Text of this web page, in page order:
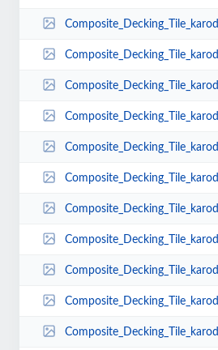
Composite_Decking_Tile_karodeckplastikgemelikarobalkonbaheplastik_gemelifiyat...
Composite_Decking_Tile_karodeckplastikgemelikarobalkonbaheplastik_gemelifiyat...
Composite_Decking_Tile_karodeckplastikgemelikarobalkonbaheplastik_gemelifiyat...
Composite_Decking_Tile_karodeckplastikgemelikarobalkonbaheplastik_gemelifiyat...
Composite_Decking_Tile_karodeckplastikgemelikarobalkonbaheplastik_gemelifiyat...
Composite_Decking_Tile_karodeckplastikgemelikarobalkonbaheplastik_gemelifiyat...
Composite_Decking_Tile_karodeckplastikgemelikarobalkonbaheplastik_gemelifiyat...
Composite_Decking_Tile_karodeckplastikgemelikarobalkonbaheplastik_gemelifiyat...
Composite_Decking_Tile_karodeckplastikgemelikarobalkonbaheplastik_gemelifiyat...
Composite_Decking_Tile_karodeckplastikgemelikarobalkonbaheplastik_gemelifiyat...
Composite_Decking_Tile_karodeckplastikgemelikarobalkonbaheplastik_gemelifiyat...